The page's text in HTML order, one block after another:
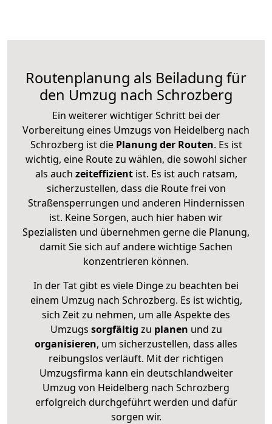
Routenplanung als Beiladung für
den Umzug nach Schrozberg
Ein weiterer wichtiger Schritt bei der
Vorbereitung eines Umzugs von Heidelberg nach
Schrozberg ist diePlanung der Routen. Es ist
wichtig, eine Route zu wählen, die sowohl sicher
als auch zeiteffizientist. Es ist auch ratsam,
sicherzustellen, dass die Route frei von
Straßensperrungen und anderen Hindernissen
ist. Keine Sorgen, auch hier haben wir
Spezialisten und übernehmen gerne die Planung,
damit Sie sich auf andere wichtige Sachen
konzentrieren können.
In der Tat gibt es viele Dinge zu beachten bei
einem Umzug nach Schrozberg. Es ist wichtig,
sich Zeit zu nehmen, um alle Aspekte des
Umzugs sorgfältig zu planen und zu
organisieren, um sicherzustellen, dass alles
reibungslos verläuft. Mit der richtigen
Umzugsfirma kann ein deutschlandweiter
Umzug von Heidelberg nach Schrozberg
erfolgreich durchgeführt werden und dafür
sorgen wir.